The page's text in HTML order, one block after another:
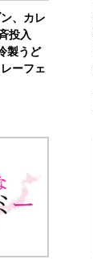
、カレ
投入
製うど
ーフェ